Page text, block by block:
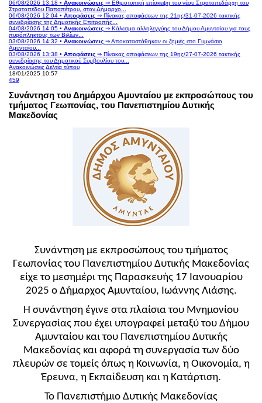
06/08/2026 13:18 • Ανακοινώσεις ⇒ Εθιμοτυπική επίσκεψη του νέου Στρατοπεδάρχη του
Στρατοπέδου Παπαπέτρου, στον Δήμαρχο...
06/08/2026 12:04 • Αποφάσεις ⇒ Πίνακας αποφάσεων της 21ης/31-07-2026 τακτικής
συνεδρίασης της Δημοτικής Επιτροπής...
04/08/2026 14:05 • Ανακοινώσεις ⇒ Κάλεσμα αλληλεγγύης του Δήμου Αμυνταίου για τους
πυρόπληκτους των Βιλίων...
03/08/2026 14:32 • Ανακοινώσεις ⇒ Αποκαταστάθηκαν οι ζημιές στο Γυμνάσιο
Αμυνταίου...
03/08/2026 13:38 • Αποφάσεις ⇒ Πίνακας αποφάσεων της 19ης/27-07-2026 τακτικής
συνεδρίασης του Δημοτικού Συμβουλίου του...
ΑνακοινώσειςΔελτία τύπου
18/01/2025 10:57
459
Συνάντηση του Δημάρχου Αμυνταίου με εκπροσώπους του
τμήματος Γεωπονίας, του Πανεπιστημίου Δυτικής
Μακεδονίας
Συνάντηση με εκπροσώπους του τμήματος
Γεωπονίας του Πανεπιστημίου Δυτικής Μακεδονίας
είχε το μεσημέρι της Παρασκευής 17 Ιανουαρίου
2025 ο Δήμαρχος Αμυνταίου, Ιωάννης Λιάσης.
Η συνάντηση έγινε στα πλαίσια του Μνημονίου
Συνεργασίας που έχει υπογραφεί μεταξύ του Δήμου
Αμυνταίου και του Πανεπιστημίου Δυτικής
Μακεδονίας και αφορά τη συνεργασία των δύο
πλευρών σε τομείς όπως η Κοινωνία, η Οικονομία, η
Έρευνα, η Εκπαίδευση και η Κατάρτιση.
Το Πανεπιστήμιο Δυτικής Μακεδονίας